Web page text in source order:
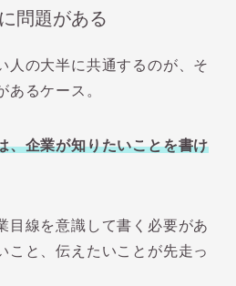
問題がある
人の大半に共通するのが、そ
あるケース。
、企業が知りたいことを書け
目線を意識して書く必要があ
こと、伝えたいことが先走っ